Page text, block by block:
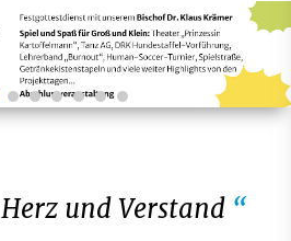
und Verstand